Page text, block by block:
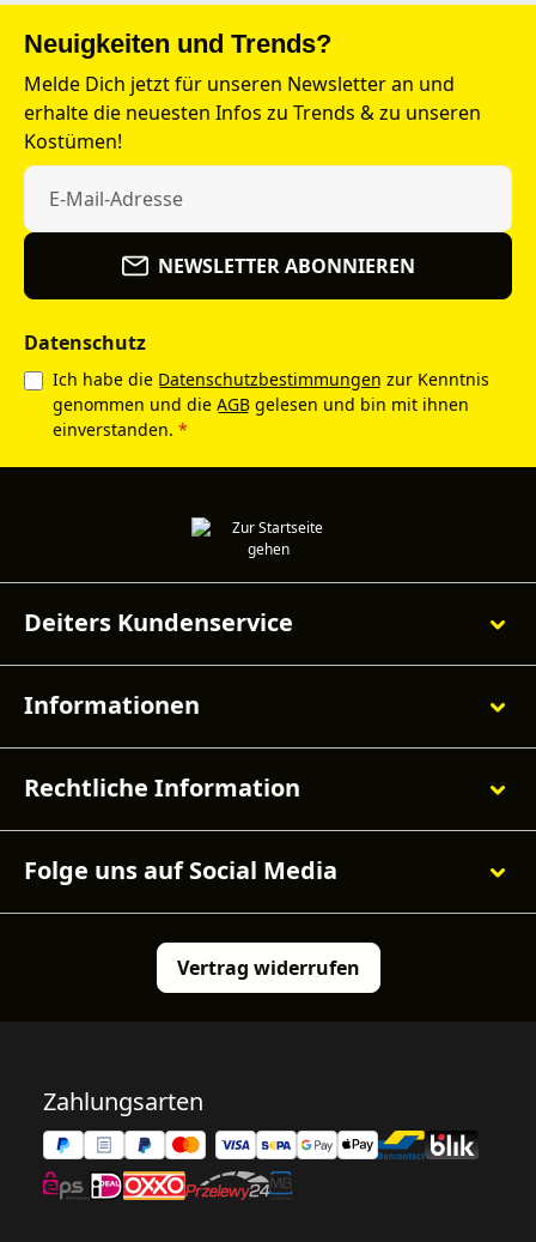
Neuigkeiten und Trends?
Melde Dich jetzt für unseren Newsletter an und
erhalte die neuesten Infos zu Trends & zu unseren
Kostümen!
NEWSLETTER ABONNIEREN
Datenschutz
Ich habe die Datenschutzbestimmungen zur Kenntnis
genommen und die AGB gelesen und bin mit ihnen
einverstanden. *
Deiters Kundenservice
Informationen
Rechtliche Information
Folge uns auf Social Media
Vertrag widerrufen
Zahlungsarten